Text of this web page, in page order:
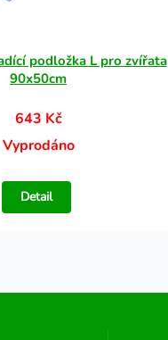
podložka L pro zvířata
90x50cm
643 Kč
Vyprodáno
Detail